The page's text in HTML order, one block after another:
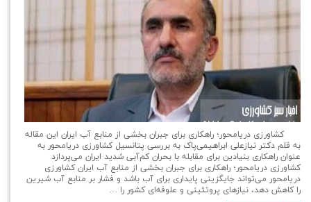
کشاورزی دریا‌محور؛ راهکاری برای جبران بخشی از منابع آب ایران این مقاله
به قلم دکتر نیازعلی ابراهیمی‌پاک به بررسی پتانسیل کشاورزی دریامحور به
عنوان راهکاری بنیادین برای مقابله با بحران کم‌آبی شدید ایران می‌پردازد
کشاورزی دریا‌محور؛ راهکاری برای جبران بخشی از منابع آب ایران کشاورزی
دریامحور می‌تواند جایگزینی پایداری برای آب باشد و فشار بر منابع آب شیرین
را کاهش دهد، نیازهای پروتئینی و علوفه‌ای کشور را …